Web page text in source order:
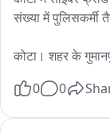
संख्या में पुलिसकर्मी
कोटा। शहर के
छापा मारा।
0 0